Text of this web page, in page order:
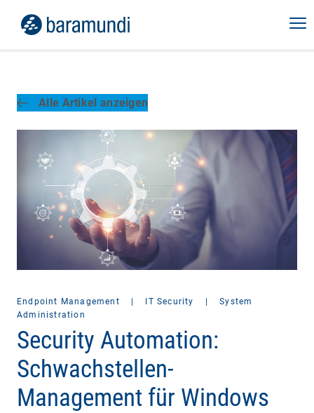
Alle Artikel anzeigen
Endpoint Management | IT Security |
System
Administration
Security Automation:
Schwachstellen-
Management für Windows